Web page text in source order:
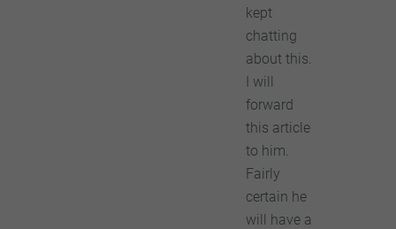
kept
chatting
about this.
I will
forward
this article
to him.
Fairly
certain he
will have a